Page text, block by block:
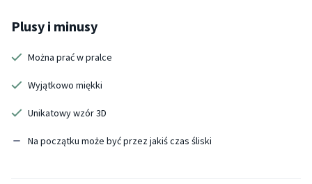
Plusy i minusy
Można prać w pralce
Wyjątkowo miękki
Unikatowy wzór 3D
Na początku może być przez jakiś czas śliski